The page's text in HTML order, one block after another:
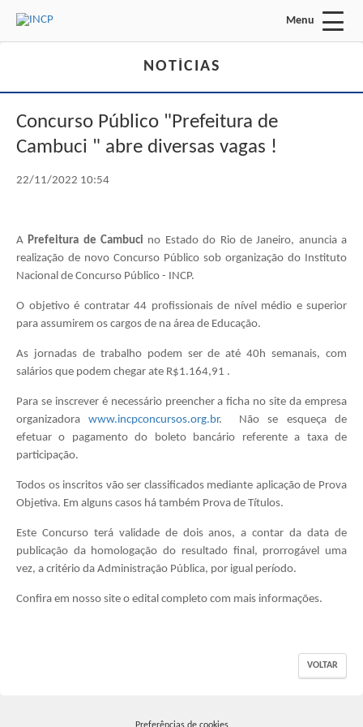
INÍCIO
INSTITUCIONAL
FALE CONOSCO
Menu
NOTÍCIAS
Concurso Público "Prefeitura de
Cambuci " abre diversas vagas !
22/11/2022 10:54
APrefeitura de Cambuci no Estado do Rio de Janeiro, anuncia a
realização de novo Concurso Público sob organização do Instituto
Nacional de Concurso Público - INCP.
O objetivo é contratar 44 profissionais de nível médio e superior
para assumirem os cargos de na área de Educação.
As jornadas de trabalho podem ser de até 40h semanais, com
salários que podem chegar ate R$1.164,91 .
Para se inscrever é necessário preencher a ficha no site da empresa
organizadorawww.incpconcursos.org.br. Não se esqueça de
efetuar o pagamento do boleto bancário referente a taxa de
participação.
Todos os inscritos vão ser classificados mediante aplicação de Prova
Objetiva. Em alguns casos há também Prova de Títulos.
Este Concurso terá validade de dois anos, a contar da data de
publicação da homologação do resultado final, prorrogável uma
vez, a critério da Administração Pública, por igual período.
Confira em nosso site o edital completo com mais informações.
VOLTAR